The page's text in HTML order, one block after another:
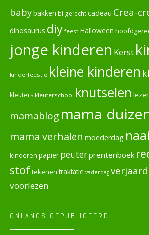
babybakken bijgerechtcadeau Crea-
dinosaurus diy feest Halloween
jonge kinderen Kerst
kinderfeestje kleine kinderen
kleuters kleuterschool knutselen lezen
mamablog mama
mama verhalen moederdag
kinderen papier peuterprentenboek
stoftekenen traktatie vaderdag
voorlezen
ONLANGS GEPUBLICEERD